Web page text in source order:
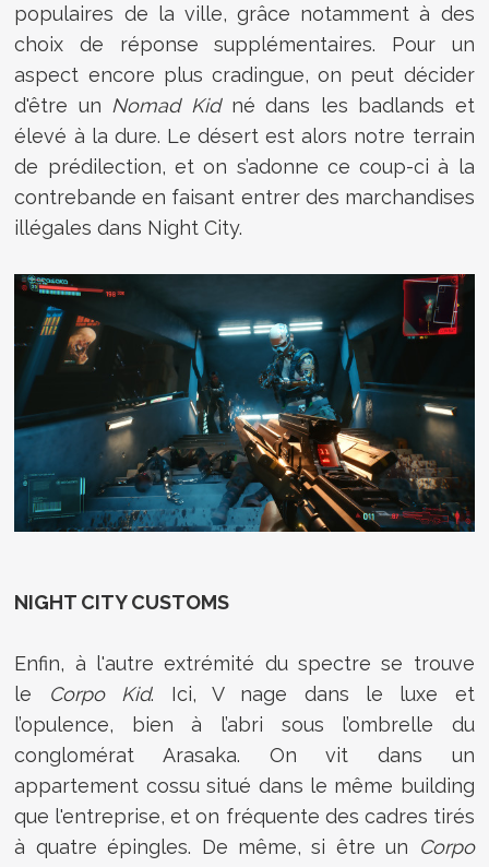
populaires de la ville, grâce notamment à des
choix de réponse supplémentaires. Pour un
aspect encore plus cradingue, on peut décider
d'être un Nomad Kidné dans les badlands et
élevé à la dure. Le désert est alors notre terrain
de prédilection, et on s’adonne ce coup-ci à la
contrebande en faisant entrer des marchandises
illégales dans Night City.
NIGHT CITY CUSTOMS
Enfin, à l'autre extrémité du spectre se trouve
le
Corpo Kid. Ici, V nage dans le luxe et
l’opulence, bien à l’abri sous l’ombrelle du
conglomérat Arasaka. On vit dans un
appartement cossu situé dans le même building
que l'entreprise, et on fréquente des cadres tirés
à quatre épingles. De même, si être un
Corpo